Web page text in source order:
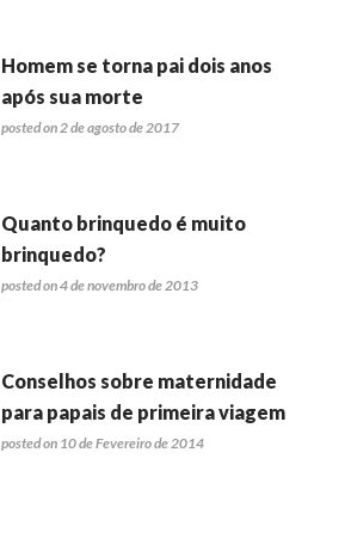
Homem se torna pai dois anos
após sua morte
posted on 2 de agosto de 2017
Quanto brinquedo é muito
brinquedo?
posted on 4 de novembro de 2013
Conselhos sobre maternidade
para papais de primeira viagem
posted on 10 de Fevereiro de 2014